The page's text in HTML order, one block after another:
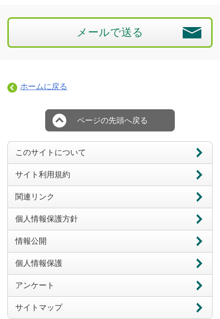
メールで送る
ホームに戻る
ページの先頭へ戻る
このサイトについて
サイト利用規約
関連リンク
個人情報保護方針
情報公開
個人情報保護
アンケート
サイトマップ